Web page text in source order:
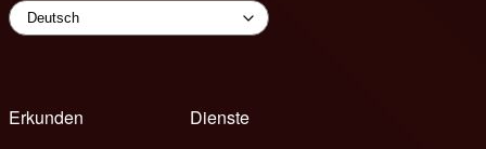
Erkunden
Dienste